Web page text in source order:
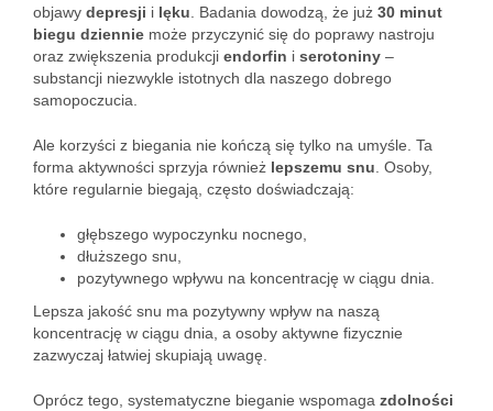
objawy depresji i lęku . Badania dowodzą, że już 30 minut
biegu dziennie może przyczynić się do poprawy nastroju
oraz zwiększenia produkcji endorfin i serotoniny –
substancji niezwykle istotnych dla naszego dobrego
samopoczucia.
Ale korzyści z biegania nie kończą się tylko na umyśle. Ta
forma aktywności sprzyja również lepszemu snu . Osoby,
które regularnie biegają, często doświadczają:
głębszego wypoczynku nocnego,
dłuższego snu,
pozytywnego wpływu na koncentrację w ciągu dnia.
Lepsza jakość snu ma pozytywny wpływ na naszą
koncentrację w ciągu dnia, a osoby aktywne fizycznie
zazwyczaj łatwiej skupiają uwagę.
Oprócz tego, systematyczne bieganie wspomaga zdolności